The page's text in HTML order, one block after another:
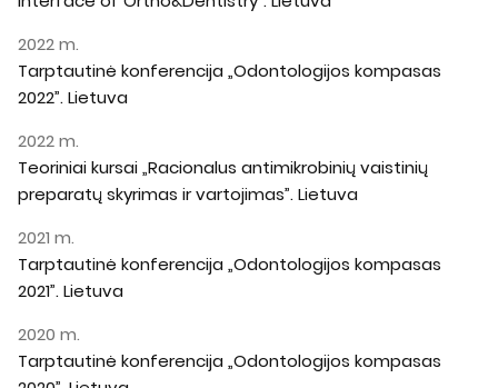
2022 m.
Tarptautinė konferencija „Odontologijos kompasas
2022”. Lietuva
2022 m.
Teoriniai kursai „Racionalus antimikrobinių vaistinių
preparatų skyrimas ir vartojimas”. Lietuva
2021 m.
Tarptautinė konferencija „Odontologijos kompasas
2021”. Lietuva
2020 m.
Tarptautinė konferencija „Odontologijos kompasas